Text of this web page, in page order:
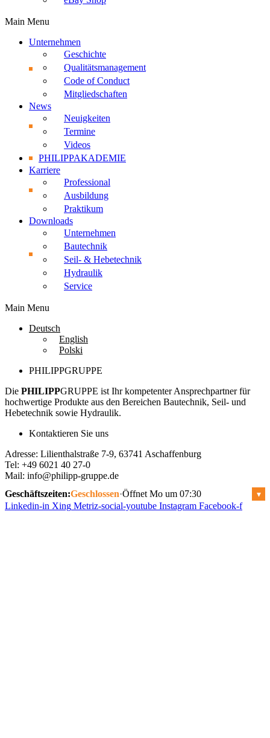
Main Menu
Unternehmen
Geschichte
Qualitätsmanagement
Code of Conduct
Mitgliedschaften
News
Neuigkeiten
Termine
Videos
PHILIPPAKADEMIE
Karriere
Professional
Ausbildung
Praktikum
Downloads
Unternehmen
Bautechnik
Seil- & Hebetechnik
Hydraulik
Service
Main Menu
Deutsch
English
Polski
PHILIPPGRUPPE
Die PHILIPPGRUPPE ist Ihr kompetenter Ansprechpartner für
hochwertige Produkte aus den Bereichen Bautechnik, Seil- und
Hebetechnik sowie Hydraulik.
Kontaktieren Sie uns
Adresse: Lilienthalstraße 7-9, 63741 Aschaffenburg
Tel: +49 6021 40 27-0
Mail: info@philipp-gruppe.de
Geschäftszeiten:Geschlossen·Öffnet Mo um 07:30 ▾
Linkedin-in Xing Metriz-social-youtube Instagram Facebook-f